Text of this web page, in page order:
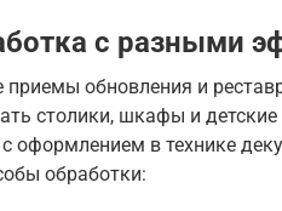
с разными
обновления и
столики, шкафы и
оформлением в технике
обработки: